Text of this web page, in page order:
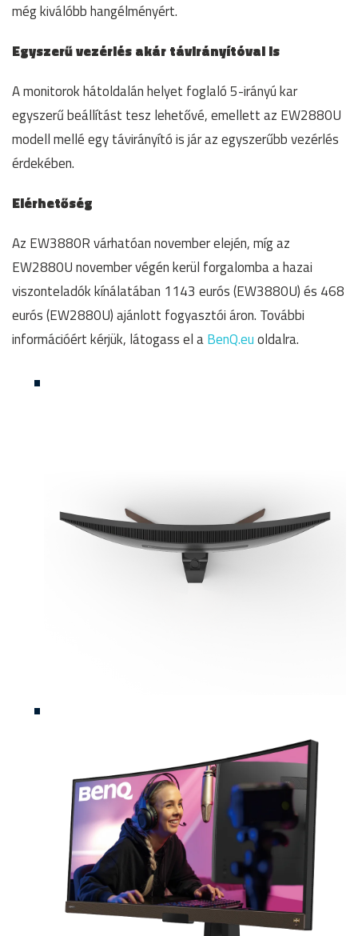
még kiválóbb hangélményért.
Egyszerű vezérlés akár távirányítóval is
A monitorok hátoldalán helyet foglaló 5-irányú kar
egyszerű beállítást tesz lehetővé, emellett az EW2880U
modell mellé egy távirányító is jár az egyszerűbb vezérlés
érdekében.
Elérhetőség
Az EW3880R várhatóan november elején, míg az
EW2880U november végén kerül forgalomba a hazai
viszonteladók kínálatában 1143 eurós (EW3880U) és 468
eurós (EW2880U) ajánlott fogyasztói áron. További
információért kérjük, látogass el aBenQ.euoldalra.